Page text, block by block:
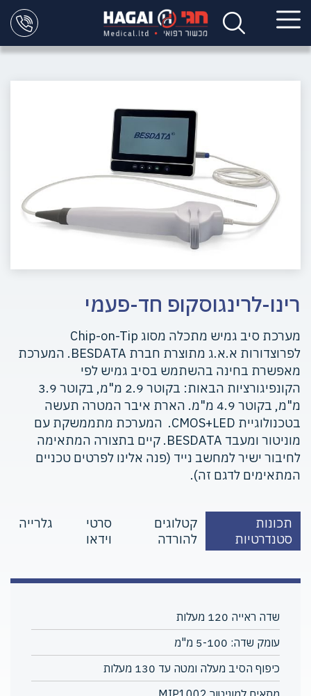
רינו-לרינגוסקופ חד-פעמי
מערכת סיב גמיש מתכלה מסוג Chip-on-Tip
לפרוצדורות א.א.ג מתוצרת חברת BESDATA. המערכת
מאפשרת בחינה בהשתמש בסיב גמיש לפי
הקונפיגורציות הבאות: בקוטר 2.9 מ"מ, בקוטר 3.9
מ"מ, בקוטר 4.9 מ"מ. הארת איבר המטרה תעשה
בטכנולוגיית CMOS+LED. המערכת מתממשקת עם
מוניטור ומעבד BESDATA. קיים בתצורה המתאימה
לחיבור ישיר למחשב נייד (פנה אלינו לפרטים טכניים
המתאימים לדגם זה).
תכונות
סטנדרטיות
קטלוגים
להורדה
סרטי
וידאו
גלרייה
שדה ראייה 120 מעלות
עומק שדה: 5-100 מ"מ
כיפוף הסיב מעלה ומטה עד 130 מעלות